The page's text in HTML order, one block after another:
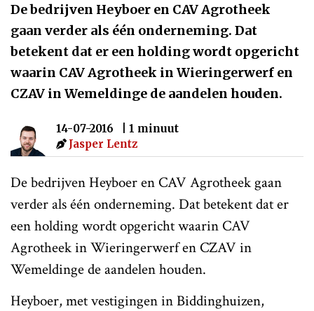
De bedrijven Heyboer en CAV Agrotheek
gaan verder als één onderneming. Dat
betekent dat er een holding wordt opgericht
waarin CAV Agrotheek in Wieringerwerf en
CZAV in Wemeldinge de aandelen houden.
14-07-2016
| 1 minuut
Jasper Lentz
De bedrijven Heyboer en CAV Agrotheek gaan
verder als één onderneming. Dat betekent dat er
een holding wordt opgericht waarin CAV
Agrotheek in Wieringerwerf en CZAV in
Wemeldinge de aandelen houden.
Heyboer, met vestigingen in Biddinghuizen,